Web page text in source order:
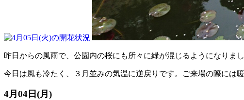
昨日からの風雨で、公園内の桜にも所々に緑が混じるようになりまし
今日は風も冷たく、３月並みの気温に逆戻りです。ご来場の際には
4月04日(月)